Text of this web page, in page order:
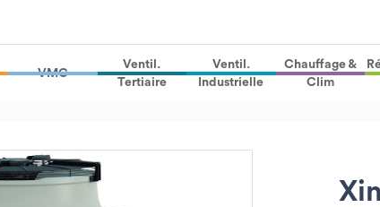
VMC
Ventil.
Tertiaire
Ventil.
Industrielle
Chauffage &
Clim